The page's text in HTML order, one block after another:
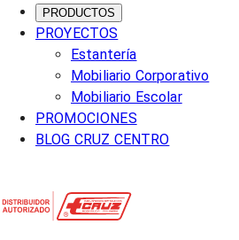
PRODUCTOS
PROYECTOS
Estantería
Mobiliario Corporativo
Mobiliario Escolar
PROMOCIONES
BLOG CRUZ CENTRO